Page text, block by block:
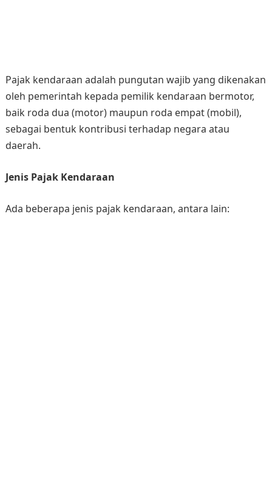
Pajak kendaraan adalah pungutan wajib yang dikenakan
oleh pemerintah kepada pemilik kendaraan bermotor,
baik roda dua (motor) maupun roda empat (mobil),
sebagai bentuk kontribusi terhadap negara atau
daerah.
Jenis Pajak Kendaraan
Ada beberapa jenis pajak kendaraan, antara lain: